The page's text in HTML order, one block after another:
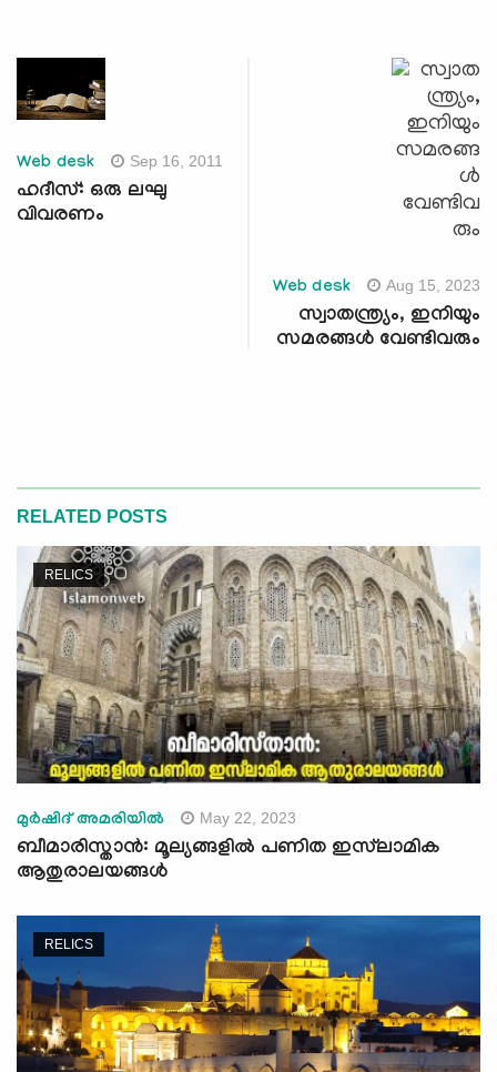
Web desk Sep 16, 2011
ഹദീസ്: ഒരു ലഘു
വിവരണം
Web desk Aug 15, 2023
സ്വാതന്ത്ര്യം, ഇനിയും
സമരങ്ങള്‍ വേണ്ടിവരും
RELATED POSTS
RELICS
മുര്‍ഷിദ് അമരിയില്‍ May 22, 2023
ബീമാരിസ്താൻ: മൂല്യങ്ങളില്‍ പണിത ഇസ്‍ലാമിക
ആതുരാലയങ്ങള്‍
RELICS